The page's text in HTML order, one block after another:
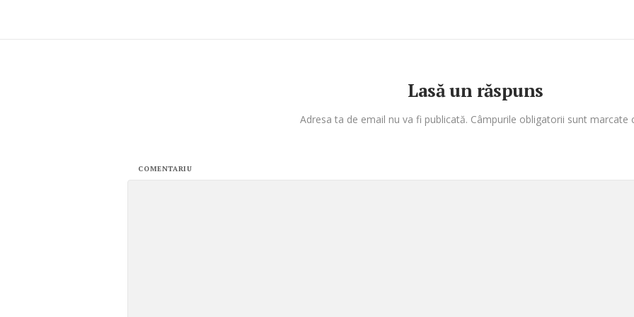
Lasă un răspuns
Adresa ta de email nu va fi publicată. Câmpurile obligatorii sunt marcate
COMENTARIU